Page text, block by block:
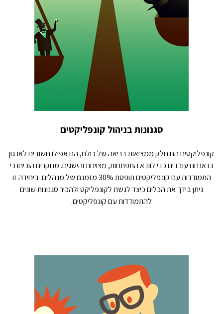
סגנונות בניהול קונפליקטים
קונפליקטים הם חלק ממציאות בריאה של כולנו, הם אפילו חשובים לארגון
בו אנחנו עובדים כדי לוודא התפתחות, מצוינות והישגים. מחקרים הוכיחו כי
התמודדות עם קונפליקטים תופסת 30% מזמנם של מנהלים. ביחידה זו
ניתן בידך את הכלים כיצד לגשת לקונפליקט ולהכיר סגנונות שונים
להתמודדות עם קונפליקטים.